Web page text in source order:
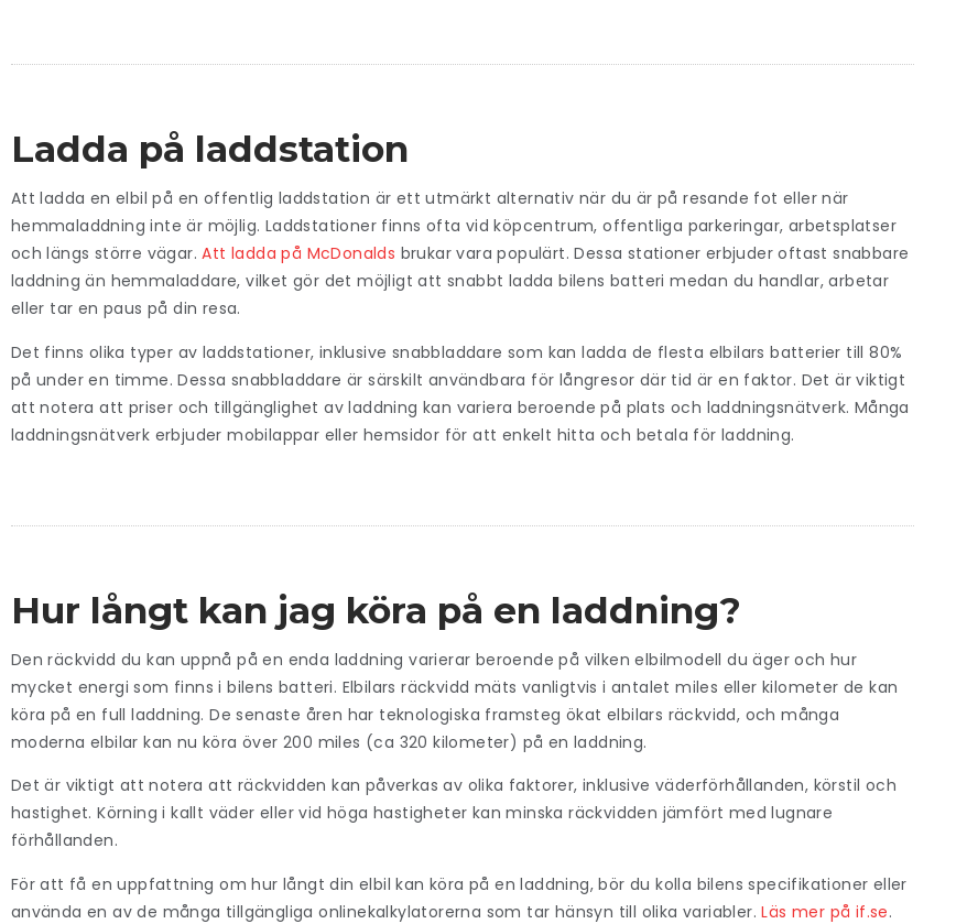
Ladda på laddstation
Att ladda en elbil på en offentlig laddstation är ett utmärkt alternativ när du är på resande fot eller när
hemmaladdning inte är möjlig. Laddstationer finns ofta vid köpcentrum, offentliga parkeringar, arbetsplatser
och längs större vägar.Att ladda på McDonalds brukar vara populärt. Dessa stationer erbjuder oftast snabbare
laddning än hemmaladdare, vilket gör det möjligt att snabbt ladda bilens batteri medan du handlar, arbetar
eller tar en paus på din resa.
Det finns olika typer av laddstationer, inklusive snabbladdare som kan ladda de flesta elbilars batterier till 80%
på under en timme. Dessa snabbladdare är särskilt användbara för långresor där tid är en faktor. Det är viktigt
att notera att priser och tillgänglighet av laddning kan variera beroende på plats och laddningsnätverk. Många
laddningsnätverk erbjuder mobilappar eller hemsidor för att enkelt hitta och betala för laddning.
Hur långt kan jag köra på en laddning?
Den räckvidd du kan uppnå på en enda laddning varierar beroende på vilken elbilmodell du äger och hur
mycket energi som finns i bilens batteri. Elbilars räckvidd mäts vanligtvis i antalet miles eller kilometer de kan
köra på en full laddning. De senaste åren har teknologiska framsteg ökat elbilars räckvidd, och många
moderna elbilar kan nu köra över 200 miles (ca 320 kilometer) på en laddning.
Det är viktigt att notera att räckvidden kan påverkas av olika faktorer, inklusive väderförhållanden, körstil och
hastighet. Körning i kallt väder eller vid höga hastigheter kan minska räckvidden jämfört med lugnare
förhållanden.
För att få en uppfattning om hur långt din elbil kan köra på en laddning, bör du kolla bilens specifikationer eller
använda en av de många tillgängliga onlinekalkylatorerna som tar hänsyn till olika variabler.Läs mer på if.se.